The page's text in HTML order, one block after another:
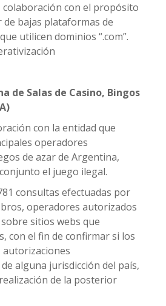
colaboración con el propósito
de bajas plataformas de
utilicen dominios “.com”.
de Salas de Casino, Bingos
con la entidad que
operadores
de azar de Argentina,
el juego ilegal.
consultas efectuadas por
operadores autorizados
sitios webs que
con el fin de confirmar si los
autorizaciones
alguna jurisdicción del país,
de la posterior